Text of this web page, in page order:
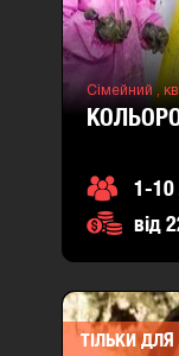
Сімейний ,
1-
від
ТІЛЬКИ ДЛЯ